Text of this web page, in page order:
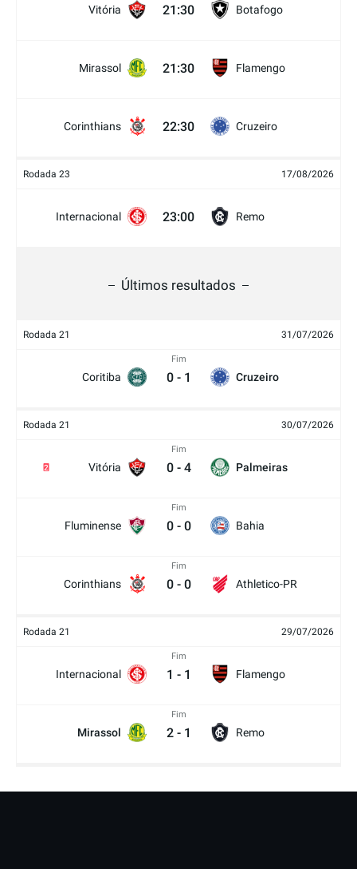
Vitória 21:30 Botafogo
Mirassol 21:30 Flamengo
Corinthians 22:30 Cruzeiro
Rodada 23 17/08/2026
Internacional 23:00 Remo
Últimos resultados
Rodada 21 31/07/2026
Coritiba
Fim
0 - 1 Cruzeiro
Rodada 21 30/07/2026
Vitória
2
Fim
0 - 4 Palmeiras
Fluminense
Fim
0 - 0 Bahia
Corinthians
Fim
0 - 0 Athletico-PR
Rodada 21 29/07/2026
Internacional
Fim
1 - 1 Flamengo
Mirassol
Fim
2 - 1 Remo